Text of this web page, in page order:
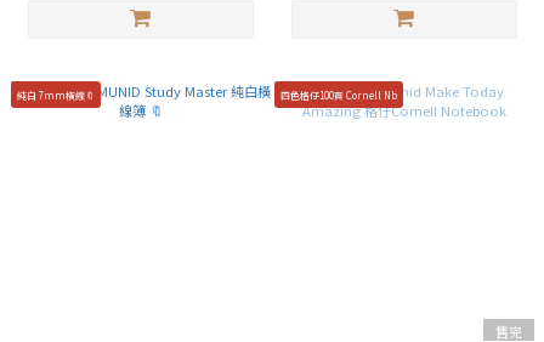
純白 7mm橫線🔖 四色格仔100頁 Cornell Nb
售完